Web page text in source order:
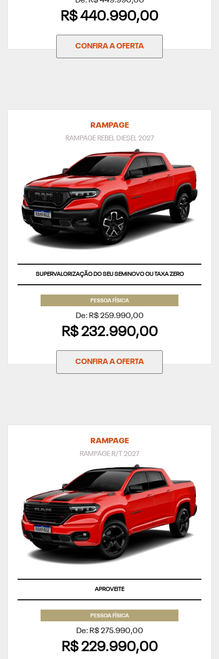
R$ 440.990,00
CONFIRA A OFERTA
RAMPAGE
RAMPAGE REBEL DIESEL 2027
SUPERVALORIZAÇÃO DO SEU SEMINOVO OU TAXA ZERO
PESSOA FÍSICA
De: R$ 259.990,00
R$ 232.990,00
CONFIRA A OFERTA
RAMPAGE
RAMPAGE R/T 2027
APROVEITE
PESSOA FÍSICA
De: R$ 275.990,00
R$ 229.990,00